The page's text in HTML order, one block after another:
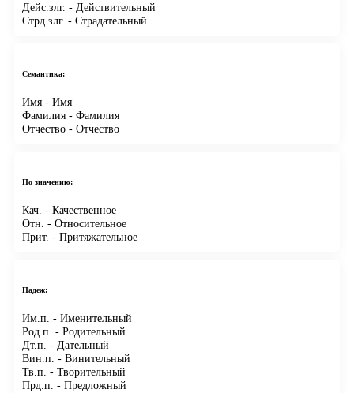
Дейс.злг. - Действительный
Стрд.злг. - Страдательный
Семантика:
Имя - Имя
Фамилия - Фамилия
Отчество - Отчество
По значению:
Кач. - Качественное
Отн. - Относительное
Прит. - Притяжательное
Падеж:
Им.п. - Именительный
Род.п. - Родительный
Дт.п. - Дательный
Вин.п. - Винительный
Тв.п. - Творительный
Прд.п. - Предложный